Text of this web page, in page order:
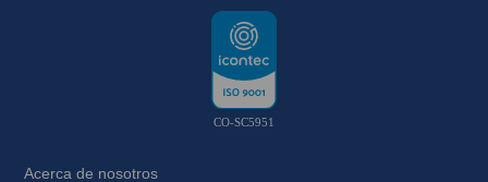
CO-SC5951
Acerca de nosotros